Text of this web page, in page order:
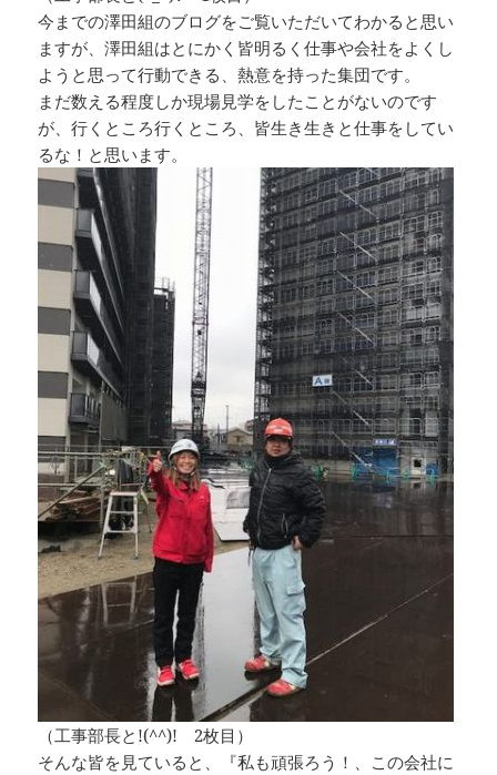
今までの澤田組のブログをご覧いただいてわかると思い
ますが、澤田組はとにかく皆明るく仕事や会社をよくし
ようと思って行動できる、熱意を持った集団です。
まだ数える程度しか現場見学をしたことがないのです
が、行くところ行くところ、皆生き生きと仕事をしてい
るな！と思います。
（工事部長と!(^^)! 2枚目）
そんな皆を見ていると、『私も頑張ろう！、この会社に